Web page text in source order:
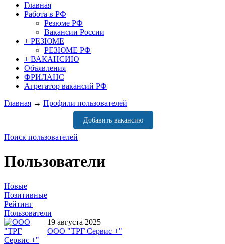
Главная
Работа в РФ
Резюме РФ
Вакансии России
+ РЕЗЮМЕ
РЕЗЮМЕ РФ
+ ВАКАНСИЮ
Объявления
ФРИЛАНС
Агрегатор вакансий РФ
Главная → Профили пользователей
Добавить вакансию
Поиск пользователей
Пользователи
Новые
Позитивные
Рейтинг
Пользователи
19 августа 2025
ООО "ТРГ Сервис +"